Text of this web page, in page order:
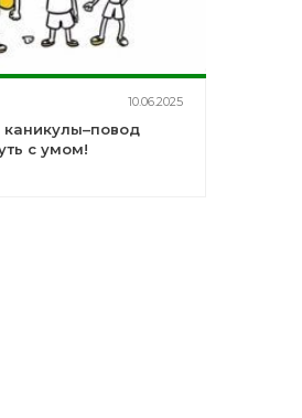
10.06.2025
каникулы–повод
с умом!